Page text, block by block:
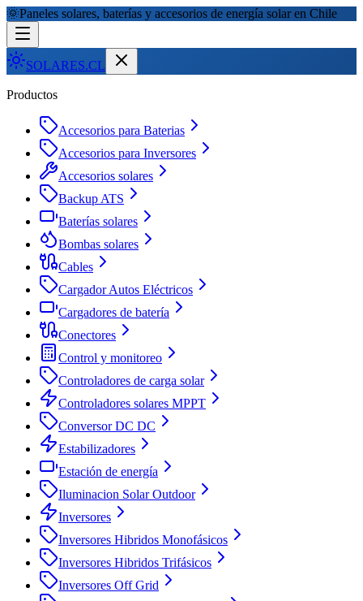
🌞Paneles solares, baterías y accesorios de energía solar en Chile
SOLARES.CL
Productos
Accesorios para Baterias
Accesorios para Inversores
Accesorios solares
Backup ATS
Baterías solares
Bombas solares
Cables
Cargador Autos Eléctricos
Cargadores de batería
Conectores
Control y monitoreo
Controladores de carga solar
Controladores solares MPPT
Conversor DC DC
Estabilizadores
Estación de energía
Iluminacion Solar Outdoor
Inversores
Inversores Hibridos Monofásicos
Inversores Hibridos Trifásicos
Inversores Off Grid